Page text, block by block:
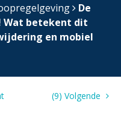
De
Wat betekent dit
en mobiel
(9) Volgende